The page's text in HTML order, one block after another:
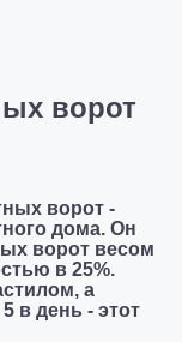
ворот
ворот -
дома. Он
ворот весом
в 25%.
а
в день - этот